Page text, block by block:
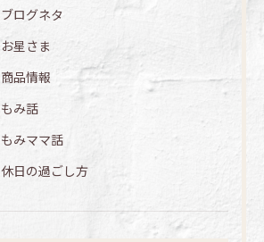
ブログネタ
お星さま
商品情報
もみ話
もみママ話
休日の過ごし方